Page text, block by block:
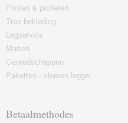
Plinten & profielen
Trap bekleding
Legservice
Matten
Gereedschappen
Paketten - vloeren legger
Betaalmethodes